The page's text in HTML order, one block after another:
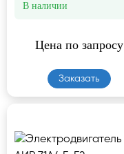
В наличии
Цена по запросу
Заказать